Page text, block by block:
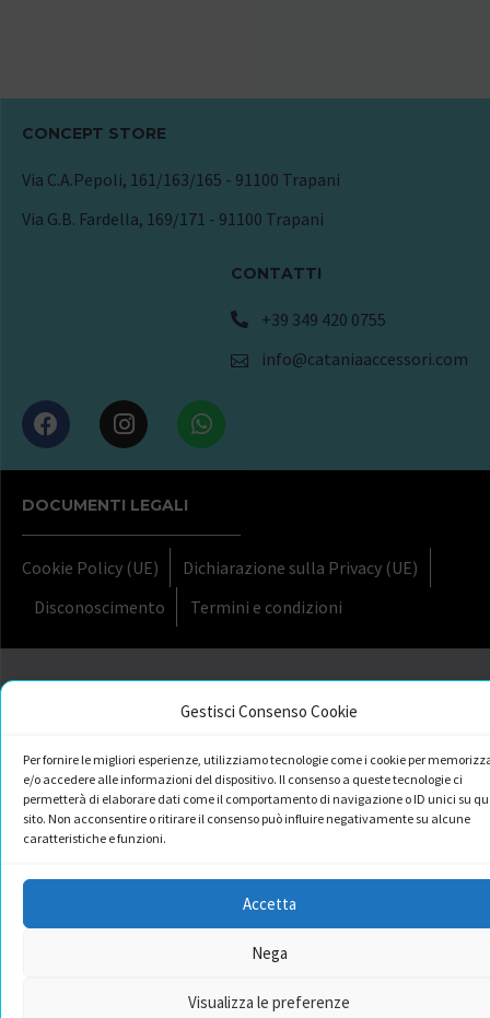
Gestisci Consenso Cookie
Per fornire le migliori esperienze, utilizziamo tecnologie come i cookie per
e/o accedere alle informazioni del dispositivo. Il consenso a queste tecnologie ci
permetterà di elaborare dati come il comportamento di navigazione o ID unici su
sito. Non acconsentire o ritirare il consenso può influire negativamente su alcune
caratteristiche e funzioni.
Accetta
Nega
Visualizza le preferenze
CONCEPT STORE
Via C.A.Pepoli, 161/163/165 - 91100 Trapani
Via G.B. Fardella, 169/171 - 91100 Trapani
CONTATTI
+39 349 420 0755
info@cataniaaccessori.com
DOCUMENTI LEGALI
Cookie Policy (UE)
Dichiarazione sulla Privacy (UE)
Disconoscimento
Termini e condizioni